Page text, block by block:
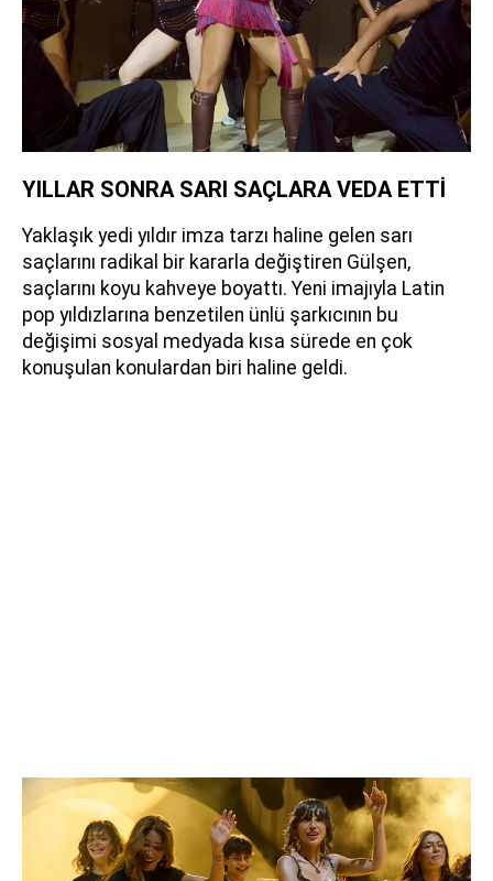
YILLAR SONRA SARI SAÇLARA VEDA ETTİ
Yaklaşık yedi yıldır imza tarzı haline gelen sarı
saçlarını radikal bir kararla değiştiren Gülşen,
saçlarını koyu kahveye boyattı. Yeni imajıyla Latin
pop yıldızlarına benzetilen ünlü şarkıcının bu
değişimi sosyal medyada kısa sürede en çok
konuşulan konulardan biri haline geldi.